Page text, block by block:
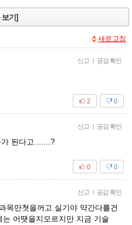
보기]
새로고침
신고 | 공감 확인
0
2
신고 | 공감 확인
된다고.......?
0
0
신고 | 공감 확인
목만쳣을꺼고 실기야 약간다를건
어땟을지모르지만 지금 기술